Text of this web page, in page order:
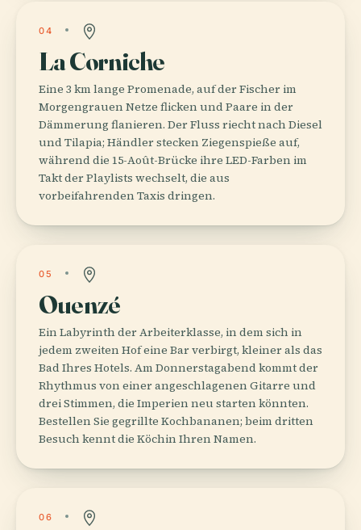
04
La Corniche
Eine 3 km lange Promenade, auf der Fischer im
Morgengrauen Netze flicken und Paare in der
Dämmerung flanieren. Der Fluss riecht nach Diesel
und Tilapia; Händler stecken Ziegenspieße auf,
während die 15-Août-Brücke ihre LED-Farben im
Takt der Playlists wechselt, die aus
vorbeifahrenden Taxis dringen.
05
Ouenzé
Ein Labyrinth der Arbeiterklasse, in dem sich in
jedem zweiten Hof eine Bar verbirgt, kleiner als das
Bad Ihres Hotels. Am Donnerstagabend kommt der
Rhythmus von einer angeschlagenen Gitarre und
drei Stimmen, die Imperien neu starten könnten.
Bestellen Sie gegrillte Kochbananen; beim dritten
Besuch kennt die Köchin Ihren Namen.
06